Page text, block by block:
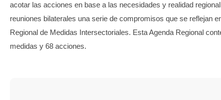
acotar las acciones en base a las necesidades y realidad
reuniones bilaterales una serie de compromisos que se reflejan
Regional de Medidas Intersectoriales. Esta Agenda Regional
medidas y 68 acciones.